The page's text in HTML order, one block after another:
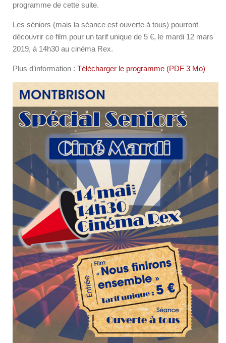
programme de cette suite.
Les séniors (mais la séance est ouverte à tous) pourront
découvrir ce film pour un tarif unique de 5 €, le mardi 12 mars
2019, à 14h30 au cinéma Rex.
Plus d’information : Télécharger le programme (PDF 3 Mo)